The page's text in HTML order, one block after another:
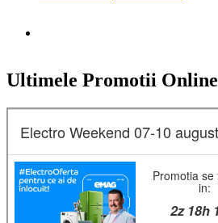
Ultimele Promotii Online